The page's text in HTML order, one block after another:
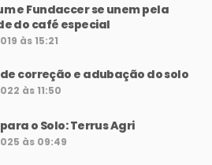
e Fundaccer se unem pela
do café especial
às 15:21
correção e adubação do solo
às 11:50
o Solo: Terrus Agri
às 09:49